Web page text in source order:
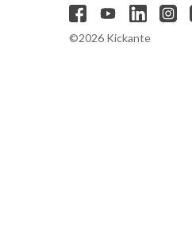
©2026 Kickante